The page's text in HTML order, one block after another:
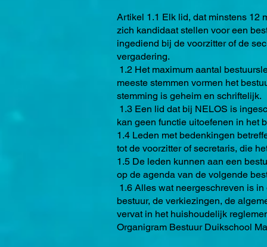
Artikel 1.1 Elk lid, dat minstens 12
zich kandidaat stellen voor een
ingediend bij de voorzitter of de
vergadering.
1.2 Het maximum aantal
meeste stemmen vormen het
stemming is geheim en schriftelijk.
1.3 Een lid dat bij NELOS is
kan geen functie uitoefenen in het
1.4 Leden met bedenkingen
tot de voorzitter of secretaris, die
1.5 De leden kunnen aan een
op de agenda van de volgende
1.6 Alles wat neergeschreven is
bestuur, de verkiezingen, de
vervat in het huishoudelijk
Organigram Bestuur Duikschool